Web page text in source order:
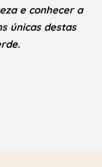
e conhecer a
únicas destas